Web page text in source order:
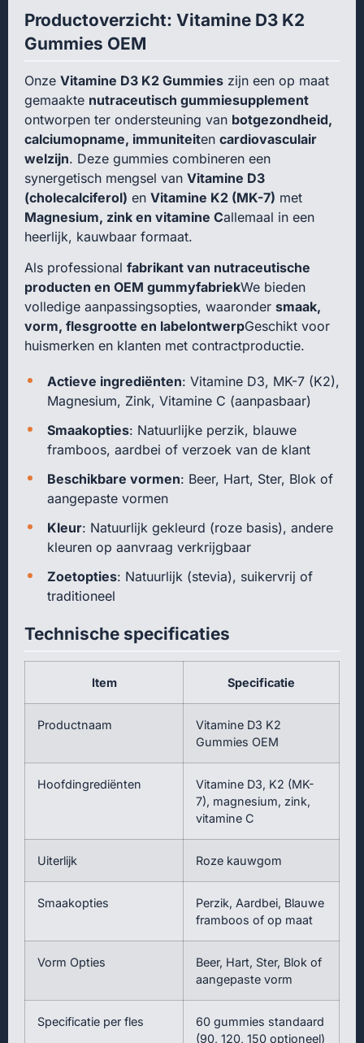
Productoverzicht: Vitamine D3 K2
Gummies OEM
Onze Vitamine D3 K2 Gummies zijn een op maat
gemaakte nutraceutisch gummiesupplement
ontworpen ter ondersteuning van botgezondheid,
calciumopname, immuniteiten cardiovasculair
welzijn. Deze gummies combineren een
synergetisch mengsel van Vitamine D3
(cholecalciferol) en Vitamine K2 (MK-7) met
Magnesium, zink en vitamine Callemaal in een
heerlijk, kauwbaar formaat.
Als professional fabrikant van nutraceutische
producten en OEM gummyfabriekWe bieden
volledige aanpassingsopties, waaronder smaak,
vorm, flesgrootte en labelontwerpGeschikt voor
huismerken en klanten met contractproductie.
Actieve ingrediënten: Vitamine D3, MK-7 (K2),
Magnesium, Zink, Vitamine C (aanpasbaar)
Smaakopties: Natuurlijke perzik, blauwe
framboos, aardbei of verzoek van de klant
Beschikbare vormen: Beer, Hart, Ster, Blok of
aangepaste vormen
Kleur: Natuurlijk gekleurd (roze basis), andere
kleuren op aanvraag verkrijgbaar
Zoetopties: Natuurlijk (stevia), suikervrij of
traditioneel
Technische specificaties
Item Specificatie
Productnaam
Vitamine D3 K2
Gummies OEM
Hoofdingrediënten
Vitamine D3, K2 (MK-
7), magnesium, zink,
vitamine C
Uiterlijk Roze kauwgom
Smaakopties
Perzik, Aardbei, Blauwe
framboos of op maat
Vorm Opties
Beer, Hart, Ster, Blok of
aangepaste vorm
Specificatie per fles
60 gummies standaard
(90, 120, 150 optioneel)